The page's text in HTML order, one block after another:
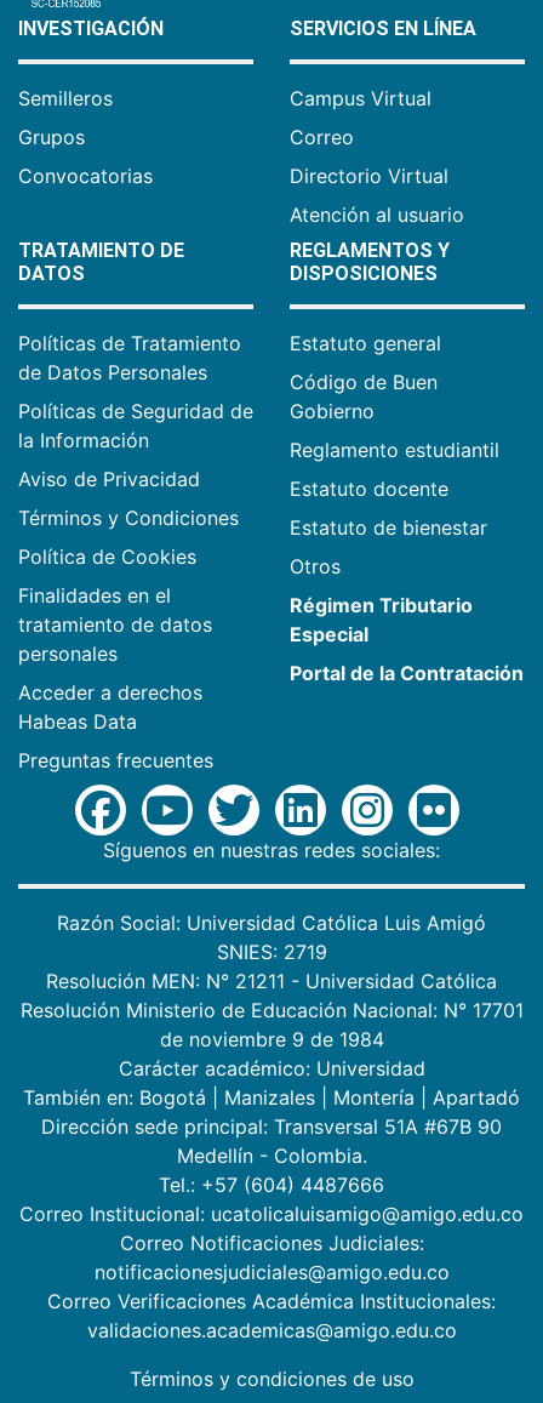
INVESTIGACIÓN
Semilleros
Grupos
Convocatorias
SERVICIOS EN LÍNEA
Campus Virtual
Correo
Directorio Virtual
Atención al usuario
TRATAMIENTO DE
DATOS
Políticas de Tratamiento
de Datos Personales
Políticas de Seguridad de
la Información
Aviso de Privacidad
Términos y Condiciones
Política de Cookies
Finalidades en el
tratamiento de datos
personales
Acceder a derechos
Habeas Data
Preguntas frecuentes
REGLAMENTOS Y
DISPOSICIONES
Estatuto general
Código de Buen
Gobierno
Reglamento estudiantil
Estatuto docente
Estatuto de bienestar
Otros
Régimen Tributario
Especial
Portal de la Contratación
Síguenos en nuestras redes sociales:
Razón Social: Universidad Católica Luis Amigó
SNIES: 2719
Resolución MEN: N° 21211 - Universidad Católica
Resolución Ministerio de Educación Nacional: N° 17701
de noviembre 9 de 1984
Carácter académico: Universidad
También en: Bogotá Manizales Montería
Apartadó
Dirección sede principal: Transversal 51A #67B 90
Medellín - Colombia.
Tel.: +57 (604) 4487666
Correo Institucional: ucatolicaluisamigo@amigo.edu.co
Correo Notificaciones Judiciales:
notificacionesjudiciales@amigo.edu.co
Correo Verificaciones Académica Institucionales:
validaciones.academicas@amigo.edu.co
Términos y condiciones de uso